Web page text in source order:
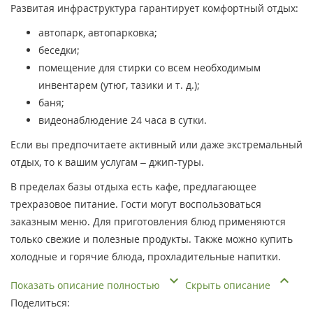
Развитая инфраструктура гарантирует комфортный отдых:
автопарк, автопарковка;
беседки;
помещение для стирки со всем необходимым
инвентарем (утюг, тазики и т. д.);
баня;
видеонаблюдение 24 часа в сутки.
Если вы предпочитаете активный или даже экстремальный
отдых, то к вашим услугам – джип-туры.
В пределах базы отдыха есть кафе, предлагающее
трехразовое питание. Гости могут воспользоваться
заказным меню. Для приготовления блюд применяются
только свежие и полезные продукты. Также можно купить
холодные и горячие блюда, прохладительные напитки.
Показать описание полностью
Скрыть описание
Поделиться: